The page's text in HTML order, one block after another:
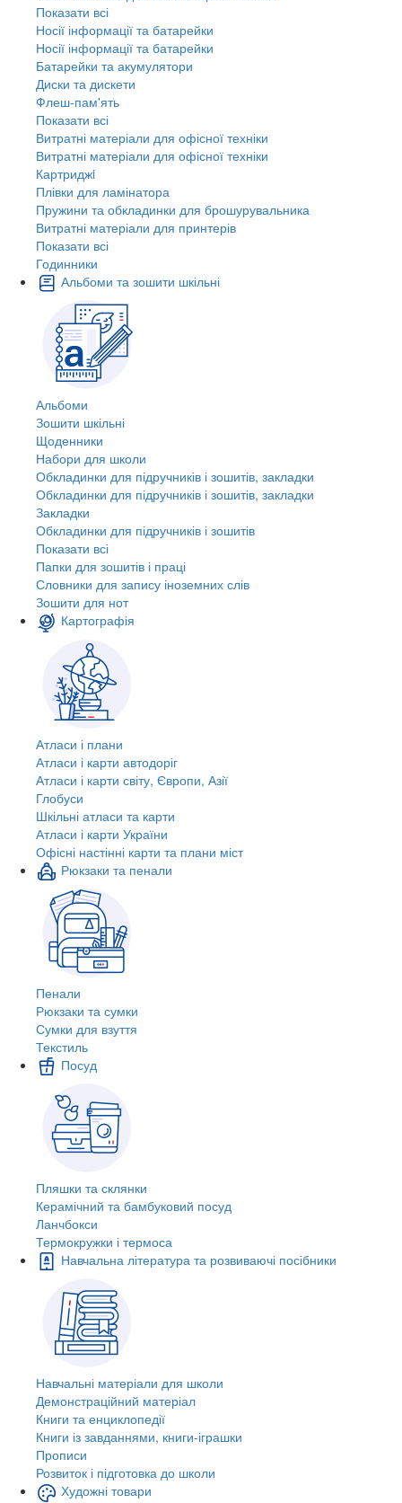
Показати всі
Носії інформації та батарейки
Носії інформації та батарейки
Батарейки та акумулятори
Диски та дискети
Флеш-пам'ять
Показати всі
Витратні матеріали для офісної техніки
Витратні матеріали для офісної техніки
Картриджi
Плівки для ламінатора
Пружини та обкладинки для брошурувальника
Витратні матеріали для принтерів
Показати всі
Годинники
Альбоми та зошити шкільні
Альбоми
Зошити шкільні
Щоденники
Набори для школи
Обкладинки для підручників і зошитів, закладки
Обкладинки для підручників і зошитів, закладки
Закладки
Обкладинки для підручників і зошитів
Показати всі
Папки для зошитів і праці
Словники для запису іноземних слів
Зошити для нот
Картографія
Атласи і плани
Атласи і карти автодоріг
Атласи і карти світу, Європи, Азії
Глобуси
Шкільні атласи та карти
Атласи і карти України
Офісні настінні карти та плани міст
Рюкзаки та пенали
Пенали
Рюкзаки та сумки
Сумки для взуття
Текстиль
Посуд
Пляшки та склянки
Керамічний та бамбуковий посуд
Ланчбокси
Термокружки і термоса
Навчальна література та розвиваючі посібники
Навчальні матеріали для школи
Демонстраційний матеріал
Книги та енциклопедії
Книги із завданнями, книги-іграшки
Прописи
Розвиток і підготовка до школи
Художні товари